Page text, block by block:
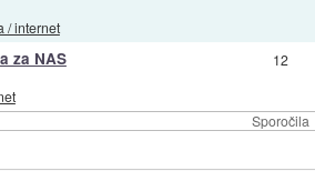
Sporočila
/ internet
za NAS 12